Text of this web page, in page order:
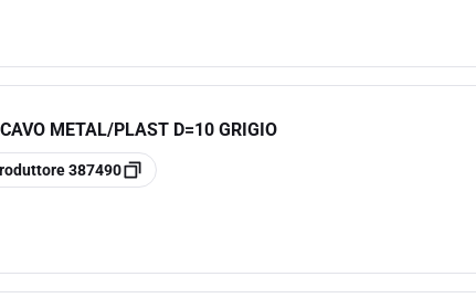
METAL/PLAST D=10 GRIGIO
387490